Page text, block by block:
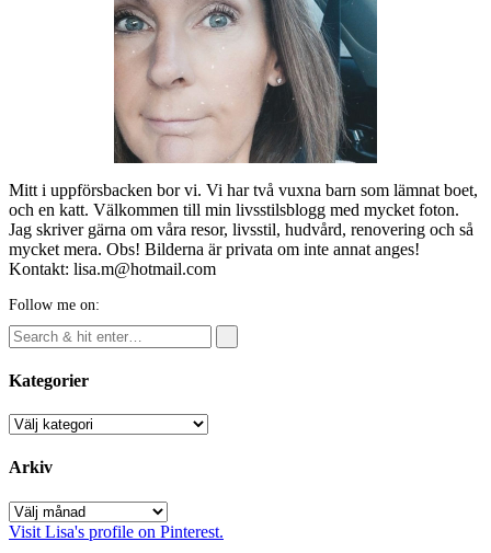
Mitt i uppförsbacken bor vi. Vi har två vuxna barn som lämnat boet,
och en katt. Välkommen till min livsstilsblogg med mycket foton.
Jag skriver gärna om våra resor, livsstil, hudvård, renovering och så
mycket mera. Obs! Bilderna är privata om inte annat anges!
Kontakt: lisa.m@hotmail.com
Follow me on:
Kategorier
Kategorier
Arkiv
Arkiv
Visit Lisa's profile on Pinterest.